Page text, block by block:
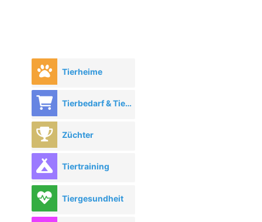
Tierheime
Tierbedarf & Tierhandel
Züchter
Tiertraining
Tiergesundheit